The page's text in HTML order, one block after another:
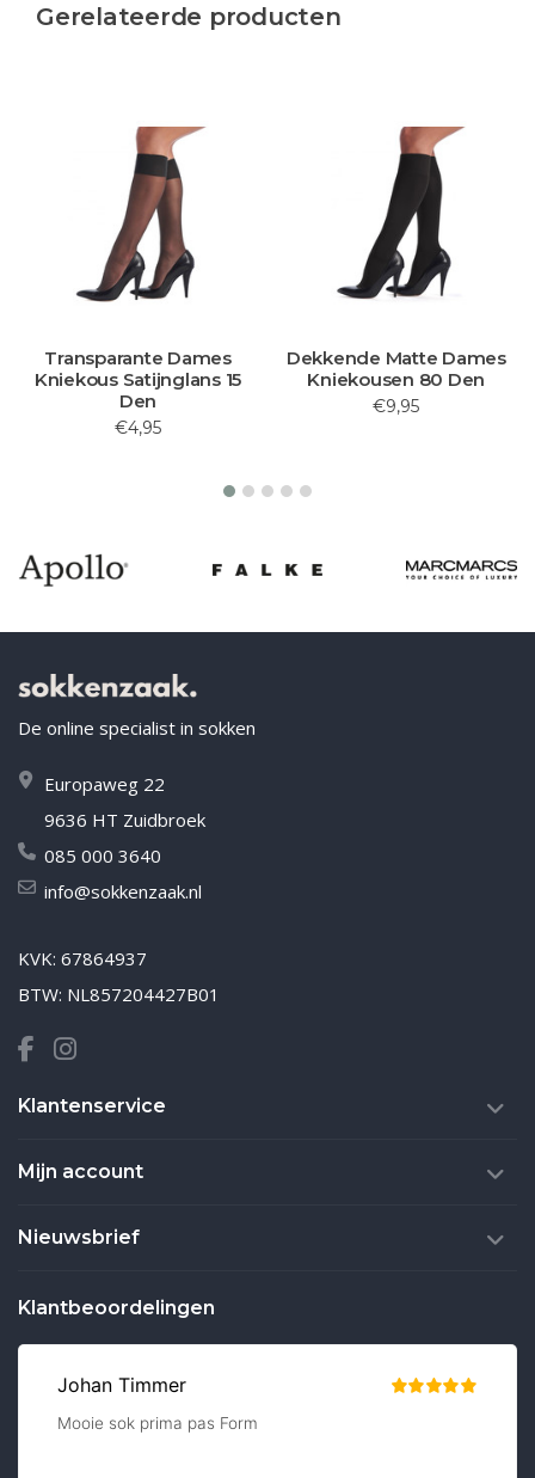
Gerelateerde producten
Transparante Dames
Kniekous Satijnglans 15
Den
€4,95
Dekkende Matte Dames
Kniekousen 80 Den
€9,95
De online specialist in sokken
Europaweg 22
9636 HT Zuidbroek
085 000 3640
info@sokkenzaak.nl
KVK: 67864937
BTW: NL857204427B01
Klantenservice
Mijn account
Nieuwsbrief
Klantbeoordelingen